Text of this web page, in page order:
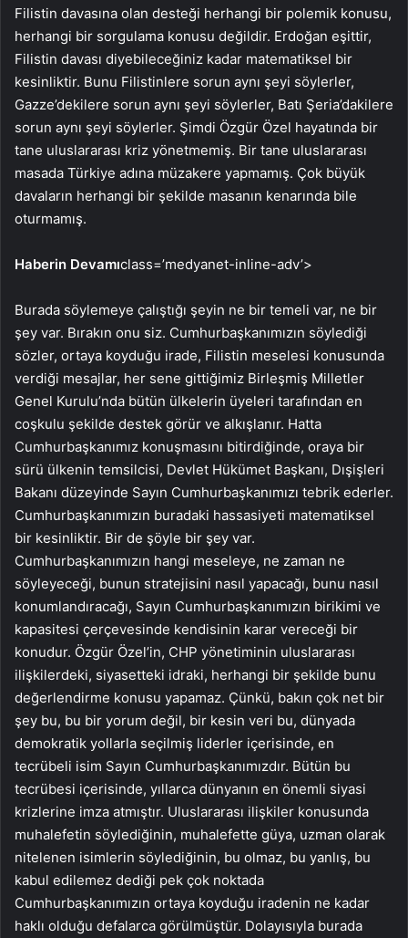
Filistin davasına olan desteği herhangi bir polemik konusu,
herhangi bir sorgulama konusu değildir. Erdoğan eşittir,
Filistin davası diyebileceğiniz kadar matematiksel bir
kesinliktir. Bunu Filistinlere sorun aynı şeyi söylerler,
Gazze’dekilere sorun aynı şeyi söylerler, Batı Şeria’dakilere
sorun aynı şeyi söylerler. Şimdi Özgür Özel hayatında bir
tane uluslararası kriz yönetmemiş. Bir tane uluslararası
masada Türkiye adına müzakere yapmamış. Çok büyük
davaların herhangi bir şekilde masanın kenarında bile
oturmamış.
Haberin Devamıclass=’medyanet-inline-adv’>
Burada söylemeye çalıştığı şeyin ne bir temeli var, ne bir
şey var. Bırakın onu siz. Cumhurbaşkanımızın söylediği
sözler, ortaya koyduğu irade, Filistin meselesi konusunda
verdiği mesajlar, her sene gittiğimiz Birleşmiş Milletler
Genel Kurulu’nda bütün ülkelerin üyeleri tarafından en
coşkulu şekilde destek görür ve alkışlanır. Hatta
Cumhurbaşkanımız konuşmasını bitirdiğinde, oraya bir
sürü ülkenin temsilcisi, Devlet Hükümet Başkanı, Dışişleri
Bakanı düzeyinde Sayın Cumhurbaşkanımızı tebrik ederler.
Cumhurbaşkanımızın buradaki hassasiyeti matematiksel
bir kesinliktir. Bir de şöyle bir şey var.
Cumhurbaşkanımızın hangi meseleye, ne zaman ne
söyleyeceği, bunun stratejisini nasıl yapacağı, bunu nasıl
konumlandıracağı, Sayın Cumhurbaşkanımızın birikimi ve
kapasitesi çerçevesinde kendisinin karar vereceği bir
konudur. Özgür Özel’in, CHP yönetiminin uluslararası
ilişkilerdeki, siyasetteki idraki, herhangi bir şekilde bunu
değerlendirme konusu yapamaz. Çünkü, bakın çok net bir
şey bu, bu bir yorum değil, bir kesin veri bu, dünyada
demokratik yollarla seçilmiş liderler içerisinde, en
tecrübeli isim Sayın Cumhurbaşkanımızdır. Bütün bu
tecrübesi içerisinde, yıllarca dünyanın en önemli siyasi
krizlerine imza atmıştır. Uluslararası ilişkiler konusunda
muhalefetin söylediğinin, muhalefette güya, uzman olarak
nitelenen isimlerin söylediğinin, bu olmaz, bu yanlış, bu
kabul edilemez dediği pek çok noktada
Cumhurbaşkanımızın ortaya koyduğu iradenin ne kadar
haklı olduğu defalarca görülmüştür. Dolayısıyla burada